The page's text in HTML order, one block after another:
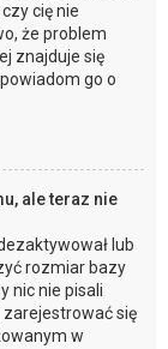
cię nie
że problem
znajduje się
go o
ale teraz nie
lub
rozmiar bazy
nic nie pisali
zarejestrować się
w